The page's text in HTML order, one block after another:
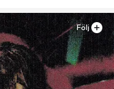
Följ